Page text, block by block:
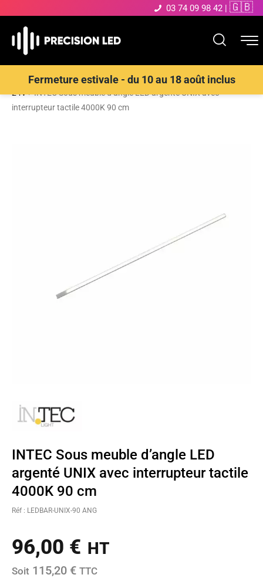
03 74 09 98 42 | 🇬🇧
Fermeture estivale - du 10 au 18 août inclus
Accueil>Boutique>Ruban LED et Bande LED>Bande LED 12V et
24V>INTEC Sous meuble d’angle LED argenté UNIX avec
interrupteur tactile 4000K 90 cm
INTEC Sous meuble d’angle LED
argenté UNIX avec interrupteur tactile
4000K 90 cm
Réf : LEDBAR-UNIX-90 ANG
96,00 € HT
Soit 115,20 € TTC